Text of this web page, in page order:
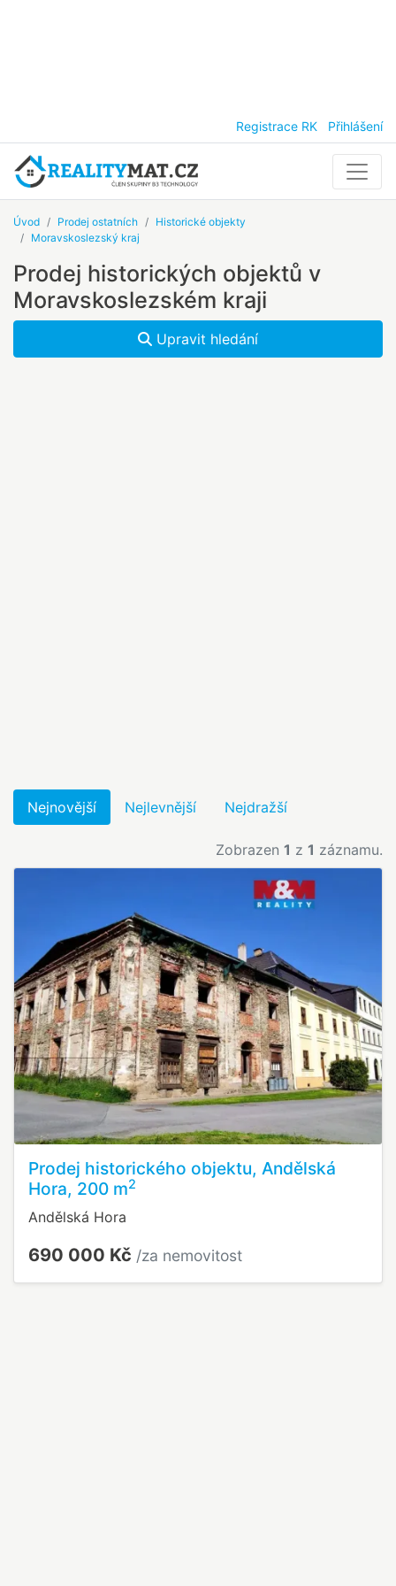
Registrace RK Přihlášení
Úvod Prodej ostatních
Historické objekty
Moravskoslezský kraj
Prodej historických objektů v
Moravskoslezském kraji
Upravit hledání
Nejnovější Nejlevnější Nejdražší
Zobrazen 1 z 1 záznamu.
Prodej historického objektu, Andělská
Hora, 200 m2
Andělská Hora
690 000 Kč /za nemovitost